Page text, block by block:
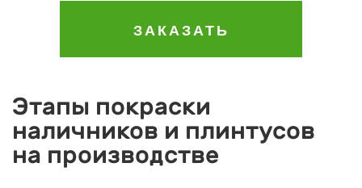
ЗАКАЗАТЬ
Этапы покраски
наличников и плинтусов
на производстве